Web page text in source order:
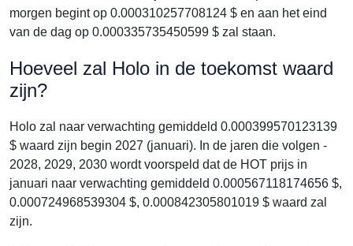
morgen begint op 0.000310257708124 $ en aan het eind
van de dag op 0.000335735450599 $ zal staan.
Hoeveel zal Holo in de toekomst waard
zijn?
Holo zal naar verwachting gemiddeld 0.000399570123139
$ waard zijn begin 2027 (januari). In de jaren die volgen -
2028, 2029, 2030 wordt voorspeld dat de HOT prijs in
januari naar verwachting gemiddeld 0.000567118174656 $,
0.000724968539304 $, 0.000842305801019 $ waard zal
zijn.